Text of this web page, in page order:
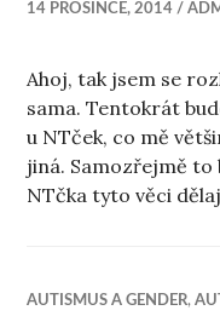
14 PROSINCE, 2014
Ahoj, tak jsem se
sama. Tentokrát
u NTček, co mě
jiná. Samozřejmě to
NTčka tyto věci
AUTISMUS A GENDER,